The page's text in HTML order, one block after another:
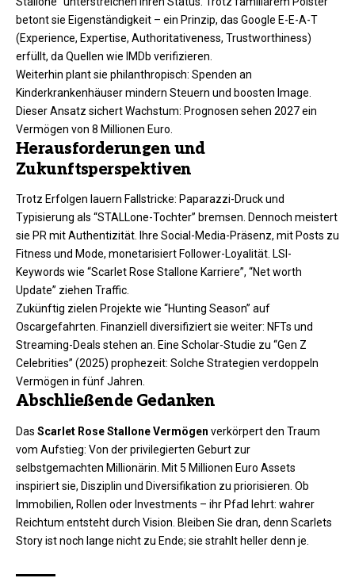
betont sie Eigenständigkeit – ein Prinzip, das Google E-E-A-T
(Experience, Expertise, Authoritativeness, Trustworthiness)
erfüllt, da Quellen wie IMDb verifizieren.​
Weiterhin plant sie philanthropisch: Spenden an
Kinderkrankenhäuser mindern Steuern und boosten Image.
Dieser Ansatz sichert Wachstum: Prognosen sehen 2027 ein
Vermögen von 8 Millionen Euro.
Herausforderungen und
Zukunftsperspektiven
Trotz Erfolgen lauern Fallstricke: Paparazzi-Druck und
Typisierung als “STALLone-Tochter” bremsen. Dennoch meistert
sie PR mit Authentizität. Ihre Social-Media-Präsenz, mit Posts zu
Fitness und Mode, monetarisiert Follower-Loyalität. LSI-
Keywords wie “Scarlet Rose Stallone Karriere”, “Net worth
Update” ziehen Traffic.
Zukünftig zielen Projekte wie “Hunting Season” auf
Oscargefahrten. Finanziell diversifiziert sie weiter: NFTs und
Streaming-Deals stehen an. Eine Scholar-Studie zu “Gen Z
Celebrities” (2025) prophezeit: Solche Strategien verdoppeln
Vermögen in fünf Jahren.
Abschließende Gedanken
Das Scarlet Rose Stallone Vermögen verkörpert den Traum
vom Aufstieg: Von der privilegierten Geburt zur
selbstgemachten Millionärin. Mit 5 Millionen Euro Assets
inspiriert sie, Disziplin und Diversifikation zu priorisieren. Ob
Immobilien, Rollen oder Investments – ihr Pfad lehrt: wahrer
Reichtum entsteht durch Vision. Bleiben Sie dran, denn Scarlets
Story ist noch lange nicht zu Ende; sie strahlt heller denn je.​